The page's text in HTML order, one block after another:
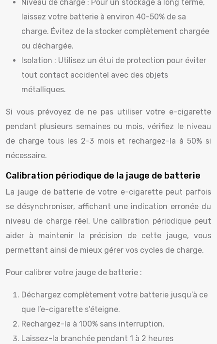
Niveau de charge : Pour un stockage à long terme,
laissez votre batterie à environ 40-50% de sa
charge. Évitez de la stocker complètement chargée
ou déchargée.
Isolation : Utilisez un étui de protection pour éviter
tout contact accidentel avec des objets
métalliques.
Si vous prévoyez de ne pas utiliser votre e-cigarette
pendant plusieurs semaines ou mois, vérifiez le niveau
de charge tous les 2-3 mois et rechargez-la à 50% si
nécessaire.
Calibration périodique de la jauge de batterie
La jauge de batterie de votre e-cigarette peut parfois
se désynchroniser, affichant une indication erronée du
niveau de charge réel. Une calibration périodique peut
aider à maintenir la précision de cette jauge, vous
permettant ainsi de mieux gérer vos cycles de charge.
Pour calibrer votre jauge de batterie :
Déchargez complètement votre batterie jusqu’à ce
que l’e-cigarette s’éteigne.
Rechargez-la à 100% sans interruption.
Laissez-la branchée pendant 1 à 2 heures